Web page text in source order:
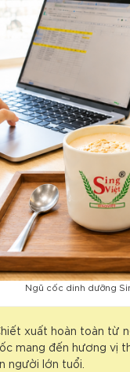
Ngũ cốc dinh dưỡng
xuất hoàn toàn từ
mang đến hương vị
người lớn tuổi.